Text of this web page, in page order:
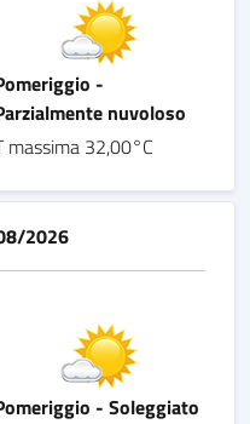
-
nuvoloso
massima 32,00°C
2026
- Soleggiato